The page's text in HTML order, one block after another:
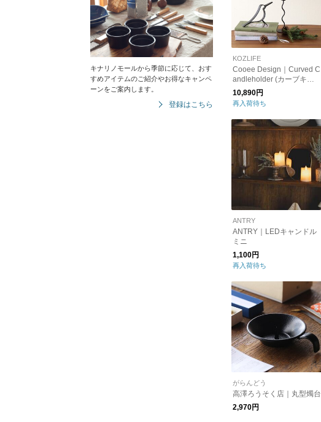
キナリノモールから季節に応じて、おす
すめアイテムのご紹介やお得なキャンペ
ーンをご案内します。
登録はこちら
KOZLIFE
Cooee Design｜Curved C
andleholder (カーブキャ
ンドルホルダー) 日本正
規代理店品
10,890円
再入荷待ち
ANTRY
ANTRY｜LEDキャンドル
ミニ
1,100円
再入荷待ち
がらんどう
高澤ろうそく店｜丸型燭台
2,970円